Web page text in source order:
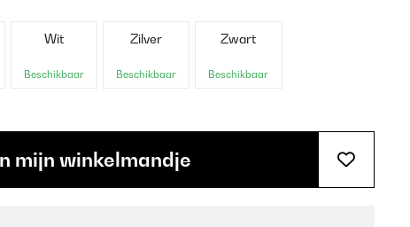
Wit
Beschikbaar
Zilver
Beschikbaar
Zwart
Beschikbaar
mijn winkelmandje